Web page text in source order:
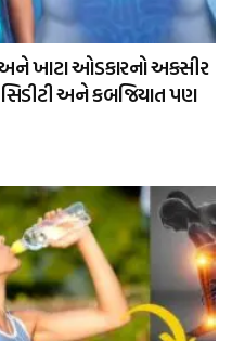
ખાટા ઓડકારનો અકસીર
અને કબજિયાત પણ